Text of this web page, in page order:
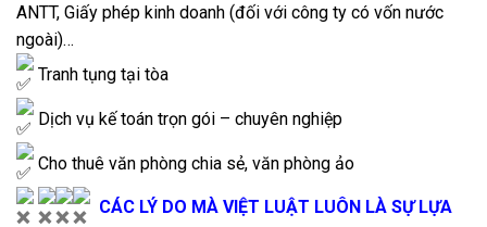
ANTT, Giấy phép kinh doanh (đối với công ty có vốn nước
ngoài)…
Tranh tụng tại tòa
Dịch vụ kế toán trọn gói – chuyên nghiệp
Cho thuê văn phòng chia sẻ, văn phòng ảo
CÁC LÝ DO MÀ VIỆT LUẬT LUÔN LÀ SỰ LỰA